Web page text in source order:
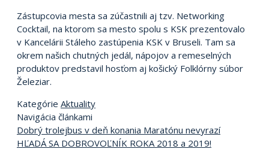
Zástupcovia mesta sa zúčastnili aj tzv. Networking
Cocktail, na ktorom sa mesto spolu s KSK prezentovalo
v Kancelárii Stáleho zastúpenia KSK v Bruseli. Tam sa
okrem našich chutných jedál, nápojov a remeselných
produktov predstavil hosťom aj košický Folklórny súbor
Železiar.
Kategórie Aktuality
Navigácia článkami
Dobrý trolejbus v deň konania Maratónu nevyrazí
HĽADÁ SA DOBROVOĽNÍK ROKA 2018 a 2019!